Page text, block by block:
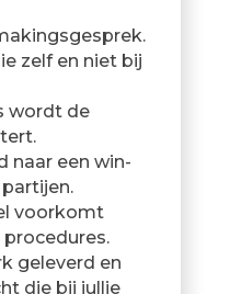
zelf en niet bij
wordt de
naar een win-
voorkomt
geleverd en
die bij jullie